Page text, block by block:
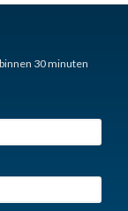
30 minuten